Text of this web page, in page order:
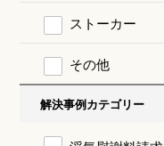
ストーカー
その他
解決事例カテゴリー